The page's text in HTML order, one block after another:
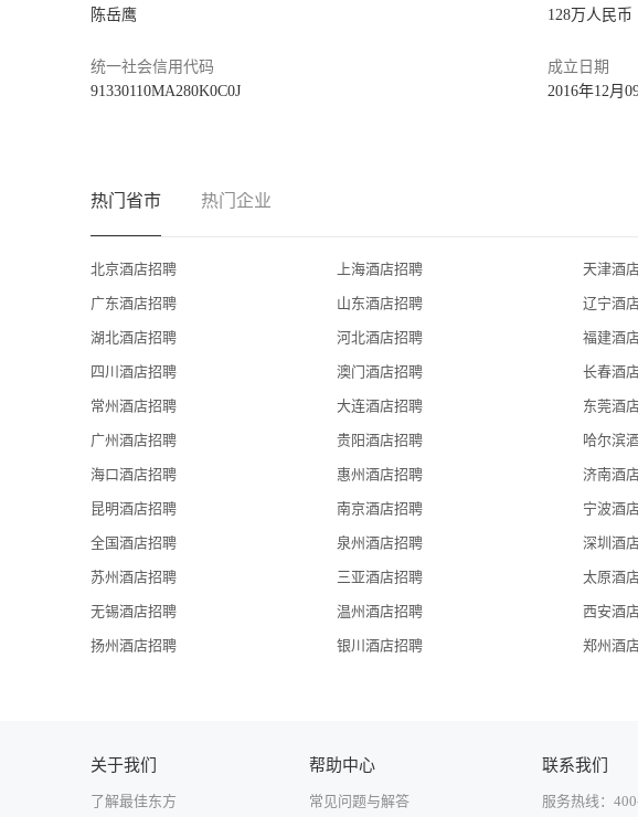
陈岳鹰
128万人民币
统一社会信用代码
91330110MA280K0C0J
成立日期
2016年12月
热门省市 热门企业
北京酒店招聘 上海酒店招聘 天津酒
广东酒店招聘 山东酒店招聘 辽宁酒
湖北酒店招聘 河北酒店招聘 福建酒
四川酒店招聘 澳门酒店招聘 长春酒
常州酒店招聘 大连酒店招聘 东莞酒
广州酒店招聘 贵阳酒店招聘 哈尔滨
海口酒店招聘 惠州酒店招聘 济南酒
昆明酒店招聘 南京酒店招聘 宁波酒
全国酒店招聘 泉州酒店招聘 深圳酒
苏州酒店招聘 三亚酒店招聘 太原酒
无锡酒店招聘 温州酒店招聘 西安酒
扬州酒店招聘 银川酒店招聘 郑州酒
关于我们
了解最佳东方
帮助中心
常见问题与解答
联系我们
服务热线：